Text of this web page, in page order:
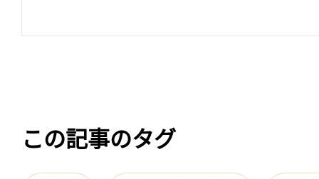
この記事のタグ